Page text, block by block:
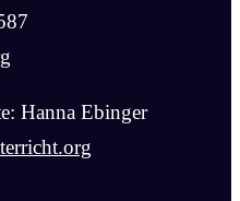
Hanna Ebinger